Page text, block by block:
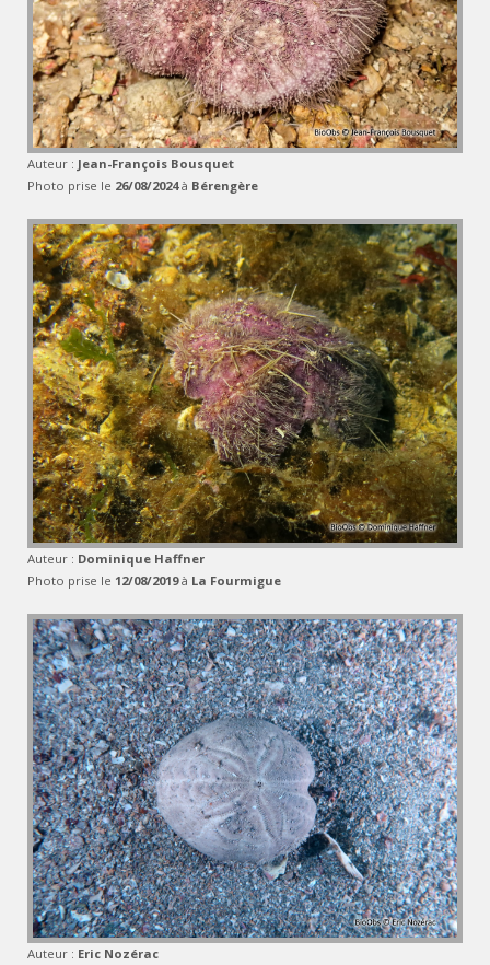
Auteur : Jean-François Bousquet
Photo prise le 26/08/2024à Bérengère
Auteur : Dominique Haffner
Photo prise le 12/08/2019à La Fourmigue
Auteur : Eric Nozérac